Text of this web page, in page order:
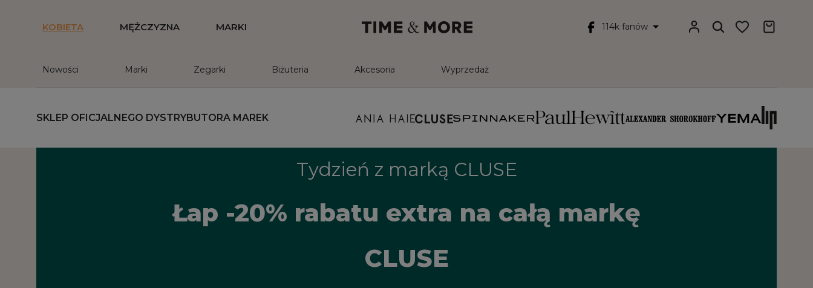
KOBIETA MĘŻCZYZNA MARKI 114k fanów
Nowości Marki Zegarki Biżuteria Akcesoria Wyprzedaż
SKLEP OFICJALNEGO DYSTRYBUTORA MAREK
Tydzień z marką CLUSE
Łap -20% rabatu extra na całą markę
CLUSE